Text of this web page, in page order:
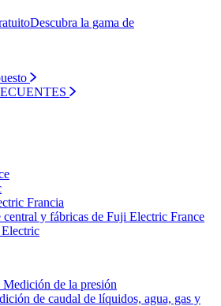
Descubra la gama de
Francia
central y fábricas de Fuji Electric France
Medición de la presión
de caudal de líquidos, agua, gas y